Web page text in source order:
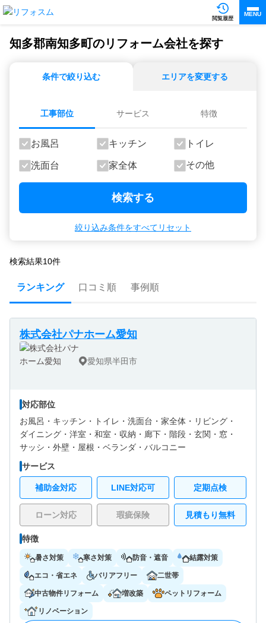
閲覧履歴
MENU
知多郡南知多町のリフォーム会社を探す
条件で絞り込む エリアを変更する
工事部位 サービス 特徴
お風呂 キッチン トイレ
洗面台 家全体 その他
検索する
絞り込み条件をすべてリセット
検索結果10件
ランキング 口コミ順 事例順
株式会社パナホーム愛知
愛知県半田市
対応部位
お風呂・ キッチン・ トイレ・ 洗面台・ 家全体・ リビング・
ダイニング・ 洋室・ 和室・ 収納・ 廊下・ 階段・ 玄関・ 窓・
サッシ・ 外壁・ 屋根・ ベランダ・バルコニー
サービス
補助金対応 LINE対応可 定期点検
ローン対応 瑕疵保険 見積もり無料
特徴
暑さ対策 寒さ対策 防音・遮音 結露対策
エコ・省エネ バリアフリー 二世帯
中古物件リフォーム 増改築 ペットリフォーム
リノベーション